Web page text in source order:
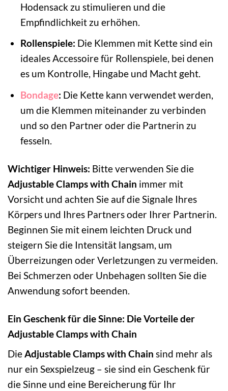
Hodensack zu stimulieren und die
Empfindlichkeit zu erhöhen.
Rollenspiele: Die Klemmen mit Kette sind ein
ideales Accessoire für Rollenspiele, bei denen
es um Kontrolle, Hingabe und Macht geht.
Bondage: Die Kette kann verwendet werden,
um die Klemmen miteinander zu verbinden
und so den Partner oder die Partnerin zu
fesseln.
Wichtiger Hinweis: Bitte verwenden Sie die
Adjustable Clamps with Chain immer mit
Vorsicht und achten Sie auf die Signale Ihres
Körpers und Ihres Partners oder Ihrer Partnerin.
Beginnen Sie mit einem leichten Druck und
steigern Sie die Intensität langsam, um
Überreizungen oder Verletzungen zu vermeiden.
Bei Schmerzen oder Unbehagen sollten Sie die
Anwendung sofort beenden.
Ein Geschenk für die Sinne: Die Vorteile der
Adjustable Clamps with Chain
DieAdjustable Clamps with Chain sind mehr als
nur ein Sexspielzeug – sie sind ein Geschenk für
die Sinne und eine Bereicherung für Ihr